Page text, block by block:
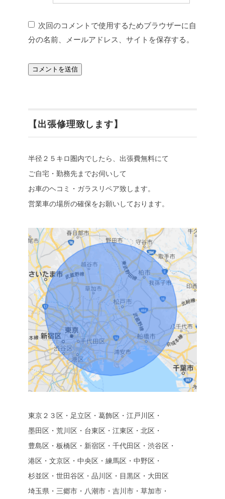
次回のコメントで使用するためブラウザーに自
分の名前、メールアドレス、サイトを保存する。
【出張修理致します】
半径２５キロ圏内でしたら、出張費無料にて
ご自宅・勤務先までお伺いして
お車のヘコミ・ガラスリペア致します。
営業車の場所の確保をお願いしております。
東京２３区・足立区・葛飾区・江戸川区・
墨田区・荒川区・台東区・江東区・北区・
豊島区・板橋区・新宿区・千代田区・渋谷区・
港区・文京区・中央区・練馬区・中野区・
杉並区・世田谷区・品川区・目黒区・大田区
埼玉県・三郷市・八潮市・吉川市・草加市・